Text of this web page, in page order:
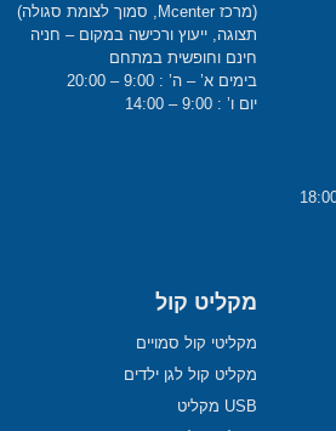
(מרכז Mcenter, סמוך לצומת סגולה)
תצוגה, ייעוץ ורכישה במקום – חניה
חינם וחופשית במתחם
בימים א’ – ה’ : 9:00 – 20:00
יום ו’ : 9:00 – 14:00
מקליט קול
מקליטי קול סמויים
מקליט קול לגן ילדים
USB מקליט